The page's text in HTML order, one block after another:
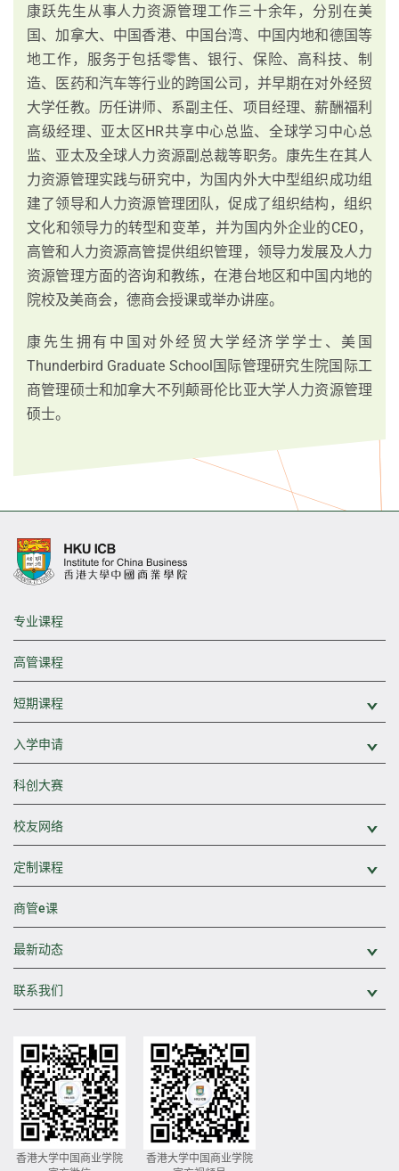
康跃先生从事人力资源管理工作三十余年，分别在美
国、加拿大、中国香港、中国台湾、中国内地和德国等
地工作，服务于包括零售、银行、保险、高科技、制
造、医药和汽车等行业的跨国公司，并早期在对外经贸
大学任教。历任讲师、系副主任、项目经理、薪酬福利
高级经理、亚太区HR共享中心总监、全球学习中心总
监、亚太及全球人力资源副总裁等职务。康先生在其人
力资源管理实践与研究中，为国内外大中型组织成功组
建了领导和人力资源管理团队，促成了组织结构，组织
文化和领导力的转型和变革，并为国内外企业的CEO，
高管和人力资源高管提供组织管理，领导力发展及人力
资源管理方面的咨询和教练，在港台地区和中国内地的
院校及美商会，德商会授课或举办讲座。
康先生拥有中国对外经贸大学经济学学士、美国
Thunderbird Graduate School国际管理研究生院国际工
商管理硕士和加拿大不列颠哥伦比亚大学人力资源管理
硕士。
专业课程
高管课程
短期课程
入学申请
科创大赛
校友网络
定制课程
商管e课
最新动态
联系我们
香港大学中国商业学院
香港大学中国商业学院